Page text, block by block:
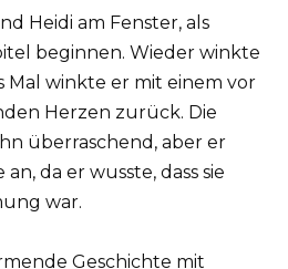
Heidi am Fenster, als
beginnen. Wieder winkte
Mal winkte er mit einem vor
Herzen zurück. Die
überraschend, aber er
da er wusste, dass sie
war.
Geschichte mit